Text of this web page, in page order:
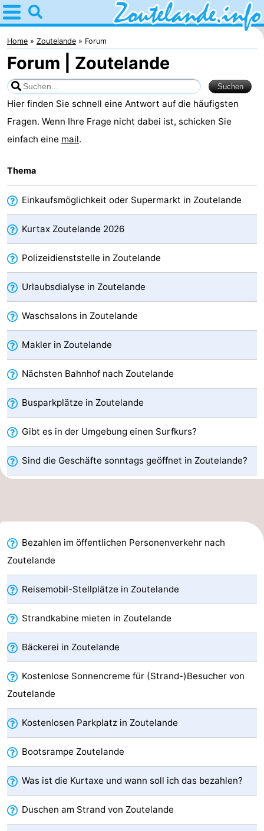
Home
Zoutelande
Tipps
Für
kindern
Webcam
Webcam
Langstraat
Webcam
Strand
Übernachten
Appartements
-
Zoutelande
Duinflat
-
Duinoord
-
Duinweg
18
-
Kurhaus
-
Residentie
Soutelande
Campingplätze
Ferienhäuser
-
Joossesweg
-
Meerpaal
-
Strandcamping
Valkenisse
-
Zee,
Bos
Duin
Hotels
Zimmer
Frühstück)
Strand
Sehen
&
tun
-
Museen
-
Home Zoutelande Forum
Forum | Zoutelande
Hier finden Sie schnell eine Antwort auf die häufigsten
Fragen. Wenn Ihre Frage nicht dabei ist, schicken Sie
einfach eine mail.
Thema
Einkaufsmöglichkeit oder Supermarkt in Zoutelande
Kurtax Zoutelande 2026
Polizeidienststelle in Zoutelande
Urlaubsdialyse in Zoutelande
Waschsalons in Zoutelande
Makler in Zoutelande
Nächsten Bahnhof nach Zoutelande
Busparkplätze in Zoutelande
Gibt es in der Umgebung einen Surfkurs?
Sind die Geschäfte sonntags geöffnet in Zoutelande?
Bezahlen im öffentlichen Personenverkehr nach
Zoutelande
Reisemobil-Stellplätze in Zoutelande
Strandkabine mieten in Zoutelande
Bäckerei in Zoutelande
Kostenlose Sonnencreme für (Strand-)Besucher von
Zoutelande
Kostenlosen Parkplatz in Zoutelande
Bootsrampe Zoutelande
Was ist die Kurtaxe und wann soll ich das bezahlen?
Duschen am Strand von Zoutelande